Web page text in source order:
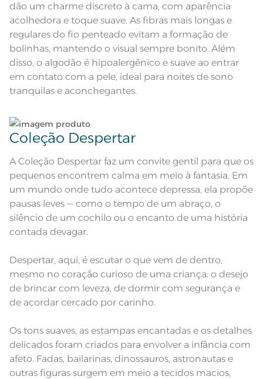
Acabamento Estampado
Instruções de Lavagem
Lavação a 60ºC; Proibido alvejar;
Secar em tambor com
temperatura máxima de 60ºC;
Ferro de passar com temperatura
máxima de 150ºC; Proibido lavar a
seco
Observações
Pode haver pequena variação de
cor, de acordo com a configuração
e modelo do monitor ou do
Leia atentamente as instruções na etiqueta.
dão um charme discreto à cama, com aparência
acolhedora e toque suave. As fibras mais longas e
regulares do fio penteado evitam a formação de
bolinhas, mantendo o visual sempre bonito. Além
disso, o algodão é hipoalergênico e suave ao entrar
em contato com a pele, ideal para noites de sono
tranquilas e aconchegantes.
Coleção Despertar
A Coleção Despertar faz um convite gentil para que os
pequenos encontrem calma em meio à fantasia. Em
um mundo onde tudo acontece depressa, ela propõe
pausas leves — como o tempo de um abraço, o
silêncio de um cochilo ou o encanto de uma história
contada devagar.
Despertar, aqui, é escutar o que vem de dentro,
mesmo no coração curioso de uma criança: o desejo
de brincar com leveza, de dormir com segurança e
de acordar cercado por carinho.
Os tons suaves, as estampas encantadas e os detalhes
delicados foram criados para envolver a infância com
afeto. Fadas, bailarinas, dinossauros, astronautas e
outras figuras surgem em meio a tecidos macios,